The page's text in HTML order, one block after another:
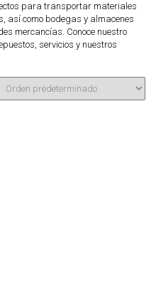
para transportar materiales
así como bodegas y almacenes
mercancías. Conoce nuestro
servicios y nuestros